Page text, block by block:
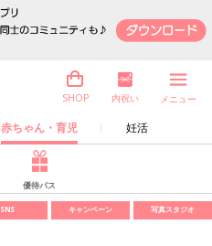
赤ちゃん・育児 妊活
SHOP 内祝い メニュー
優待パス
SNS キャンペーン 写真スタジオ